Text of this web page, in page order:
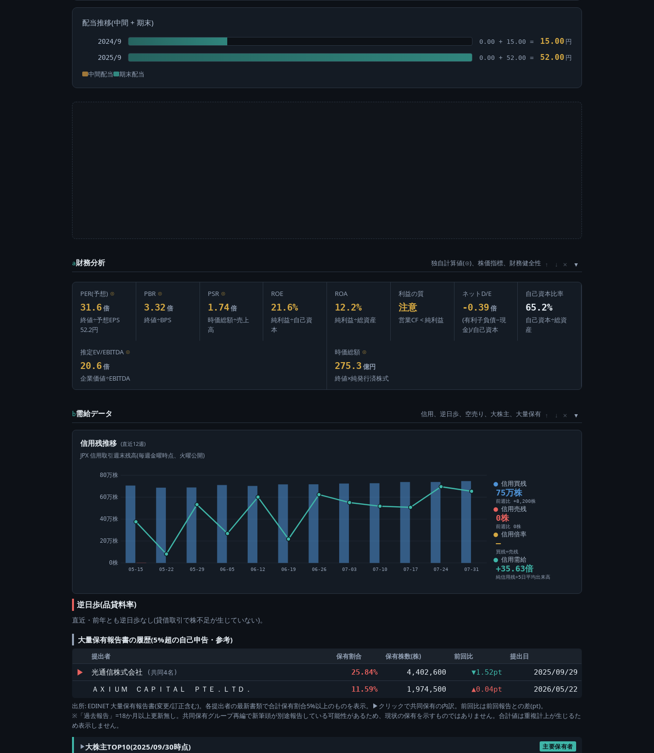
配当推移(中間 + 期末)
2024/9 0.00 + 15.00 = 15.00 円
2025/9 0.00 + 52.00 = 52.00 円
中間配当 期末配当
a財務分析 独自計算値(⊙)、株価指標、財務健全性 ↑ ↓ ×
PER(予想) ⊙
31.6 倍
終値÷予想EPS
52.2円
PBR ⊙
3.32 倍
終値÷BPS
PSR ⊙
1.74 倍
時価総額÷売上
高
ROE
21.6%
純利益÷自己資
本
ROA
12.2%
純利益÷総資産
利益の質
注意
営業CF < 純利益
ネットD/E
-0.39 倍
(有利子負債−現
金)/自己資本
自己資本比率
65.2%
自己資本÷総資
産
推定EV/EBITDA ⊙
20.6 倍
企業価値÷EBITDA
時価総額 ⊙
275.3 億円
終値×純発行済株式
b需給データ 信用、逆日歩、空売り、大株主、大量保有 ↑ ↓ ×
信用残推移 (直近12週)
JPX 信用取引週末残高(毎週金曜時点、火曜公開)
0株
20万株
40万株
60万株
80万株
05-15 05-22 05-29 06-05 06-12 06-19 06-26 07-03 07-10 07-17 07-24 07-31
信用買残
75万株
前週比 +8,200株
信用売残
0株
前週比 0株
信用倍率
―
買残÷売残
信用需給
+35.63倍
純信用残÷5日平均出来高
逆日歩(品貸料率)
直近・前年とも逆日歩なし(貸借取引で株不足が生じていない)。
大量保有報告書の履歴(5%超の自己申告・参考)
提出者 保有割合 保有株数(株) 前回比 提出日
▶ 光通信株式会社 (共同4名) 25.84% 4,402,600 ▼1.52pt
2025/09/29
ＡＸＩＵＭ ＣＡＰＩＴＡＬ ＰＴＥ．ＬＴＤ．
11.59% 1,974,500 ▲0.04pt
2026/05/22
出所: EDINET 大量保有報告書(変更/訂正含む)。各提出者の最新書類で合計保有割合5%以上のものを表示。▶クリックで共同保有の内訳。前回比は前回報告との差(pt)。
※「過去報告」=18か月以上更新無し。共同保有グループ再編で新筆頭が別途報告している可能性があるため、現状の保有を示すものではありません。合計値は重複計上が生じるた
め表示しません。
大株主TOP10(2025/09/30時点) 主要保有者